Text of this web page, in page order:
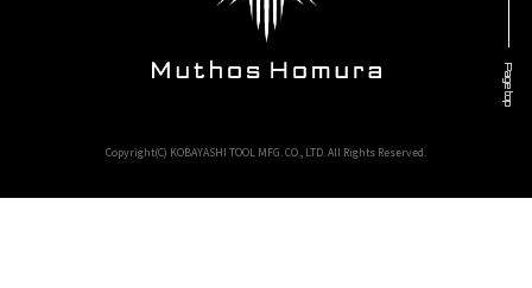
Copyright(C) KOBAYASHI TOOL MFG. CO., LTD. All Rights Reserved.
Page top